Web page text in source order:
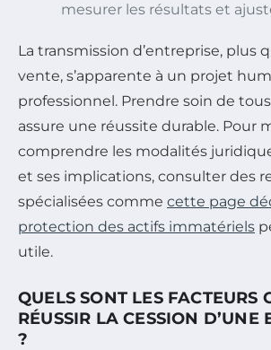
mesurer les résultats et
La transmission d’entreprise, plus
vente, s’apparente à un projet
professionnel. Prendre soin de
assure une réussite durable. Pour
comprendre les modalités
et ses implications, consulter des
spécialisées comme cette page
protection des actifs immatériels
utile.
QUELS SONT LES FACTEURS
RÉUSSIR LA CESSION D’UNE
?